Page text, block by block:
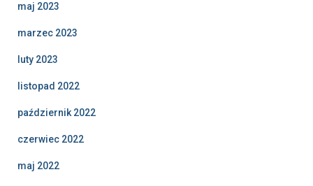
maj 2023
marzec 2023
luty 2023
listopad 2022
październik 2022
czerwiec 2022
maj 2022